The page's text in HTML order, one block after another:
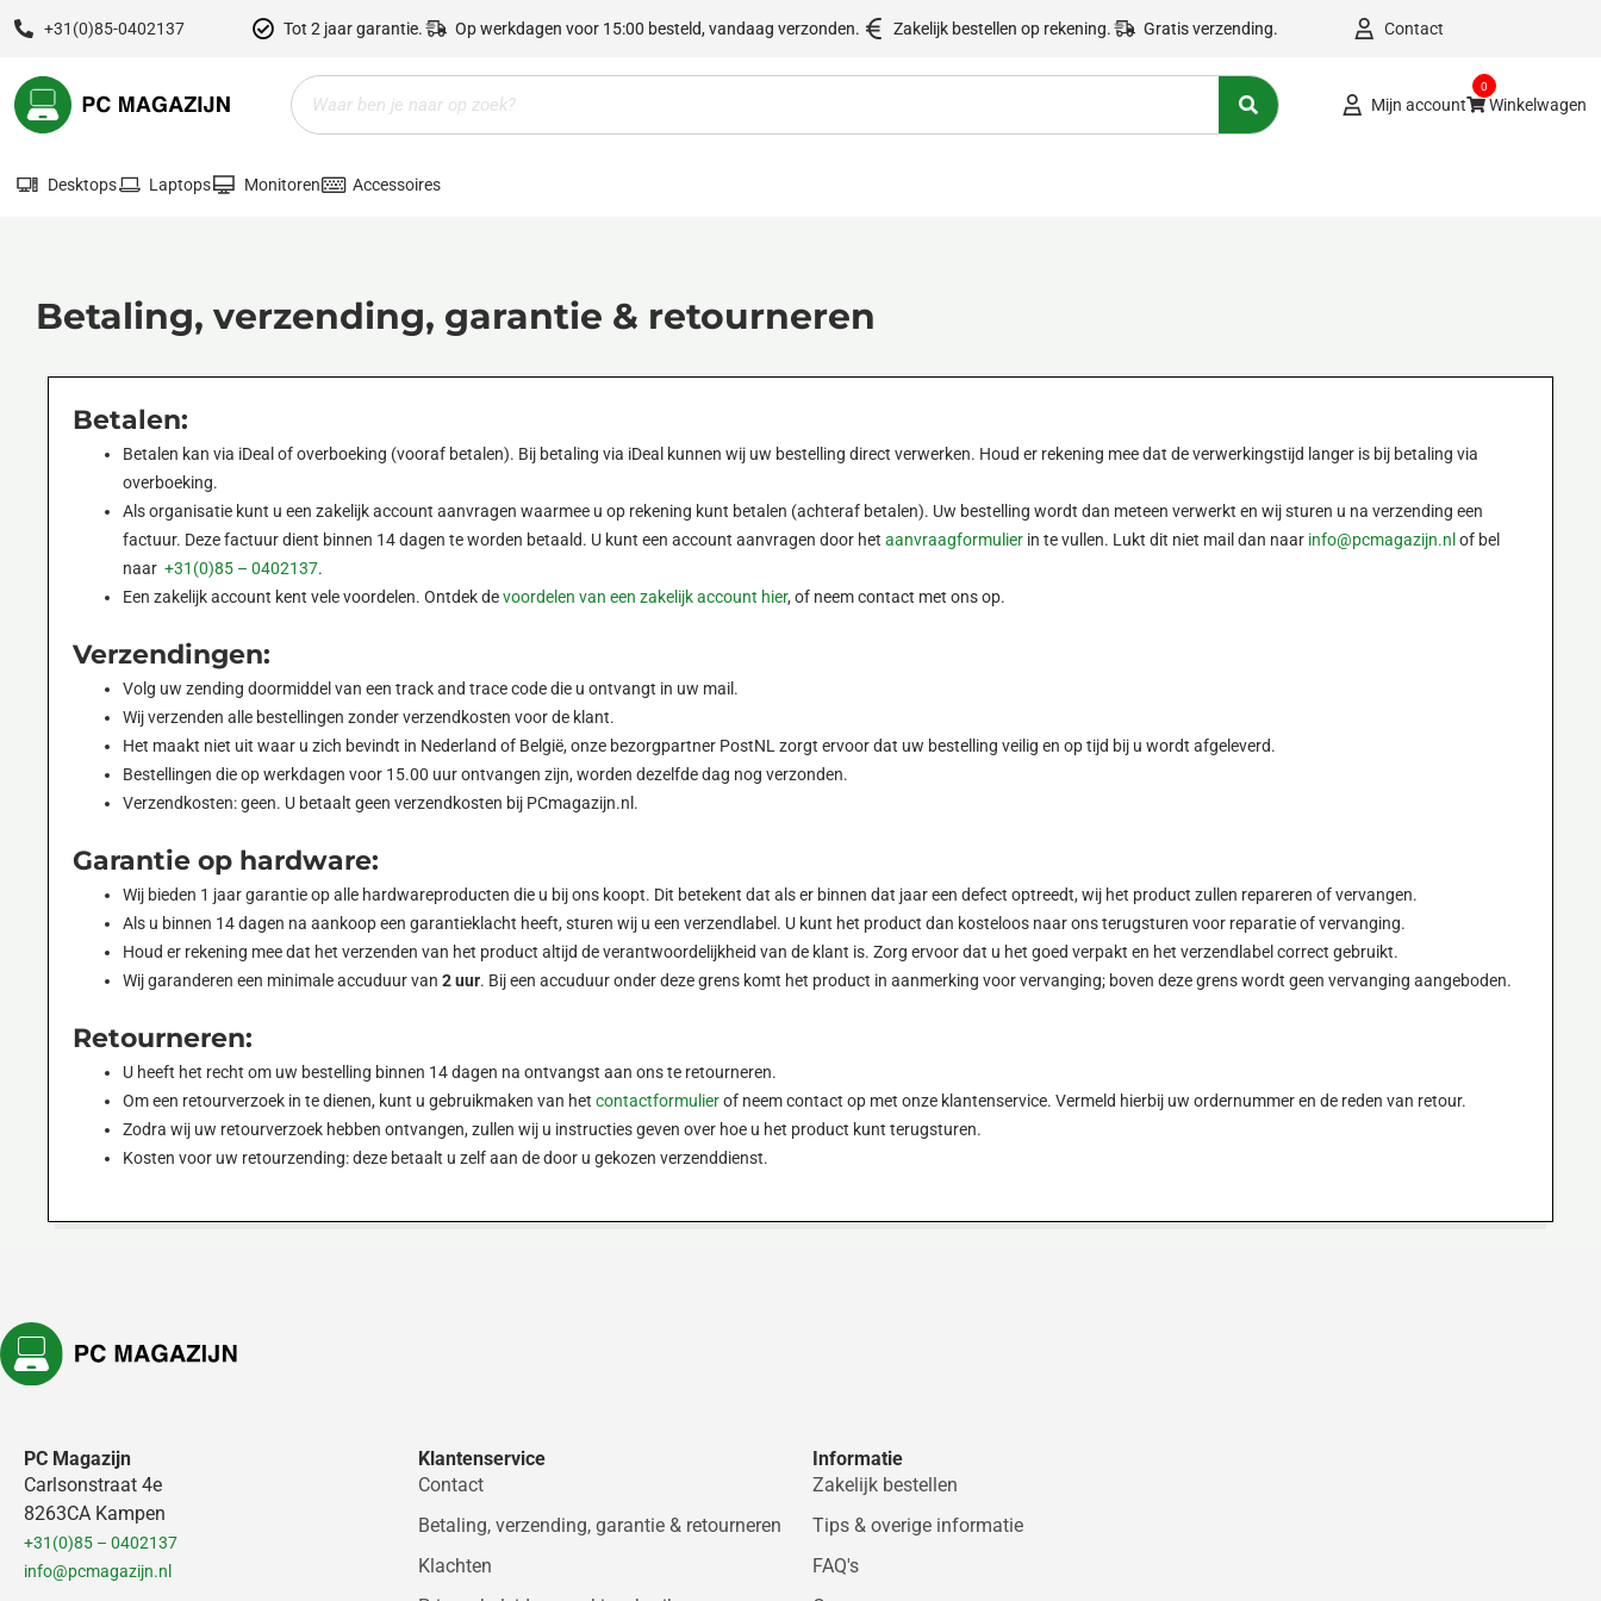
naar
inhoud
+31(0)85-0402137 Tot 2 jaar garantie. Op werkdagen voor 15:00 besteld, vandaag verzonden. Zakelijk bestellen op rekening. Gratis verzending. Contact
Zoeken
Mijn account
0
Winkelwagen
Desktops Laptops Monitoren Accessoires
Betaling, verzending, garantie & retourneren
Betalen:
Betalen kan via iDeal of overboeking (vooraf betalen). Bij betaling via iDeal kunnen wij uw bestelling direct verwerken. Houd er rekening mee dat de verwerkingstijd langer is bij betaling via
overboeking.
Als organisatie kunt u een zakelijk account aanvragen waarmee u op rekening kunt betalen (achteraf betalen). Uw bestelling wordt dan meteen verwerkt en wij sturen u na verzending een
factuur. Deze factuur dient binnen 14 dagen te worden betaald. U kunt een account aanvragen door het aanvraagformulier in te vullen. Lukt dit niet mail dan naar info@pcmagazijn.nl of bel
naar +31(0)85 – 0402137.
Een zakelijk account kent vele voordelen. Ontdek devoordelen van een zakelijk account hier, of neem contact met ons op.
Verzendingen:
Volg uw zending doormiddel van een track and trace code die u ontvangt in uw mail.
Wij verzenden alle bestellingen zonder verzendkosten voor de klant.
Het maakt niet uit waar u zich bevindt in Nederland of België, onze bezorgpartner PostNL zorgt ervoor dat uw bestelling veilig en op tijd bij u wordt afgeleverd.
Bestellingen die op werkdagen voor 15.00 uur ontvangen zijn, worden dezelfde dag nog verzonden.
Verzendkosten: geen. U betaalt geen verzendkosten bij PCmagazijn.nl.
Garantie op hardware:
Wij bieden 1 jaar garantie op alle hardwareproducten die u bij ons koopt. Dit betekent dat als er binnen dat jaar een defect optreedt, wij het product zullen repareren of vervangen.
Als u binnen 14 dagen na aankoop een garantieklacht heeft, sturen wij u een verzendlabel. U kunt het product dan kosteloos naar ons terugsturen voor reparatie of vervanging.
Houd er rekening mee dat het verzenden van het product altijd de verantwoordelijkheid van de klant is. Zorg ervoor dat u het goed verpakt en het verzendlabel correct gebruikt.
Wij garanderen een minimale accuduur van 2 uur. Bij een accuduur onder deze grens komt het product in aanmerking voor vervanging; boven deze grens wordt geen vervanging aangeboden.
Retourneren:
U heeft het recht om uw bestelling binnen 14 dagen na ontvangst aan ons te retourneren.
Om een retourverzoek in te dienen, kunt u gebruikmaken van het contactformulierof neem contact op met onze klantenservice. Vermeld hierbij uw ordernummer en de reden van retour.
Zodra wij uw retourverzoek hebben ontvangen, zullen wij u instructies geven over hoe u het product kunt terugsturen.
Kosten voor uw retourzending: deze betaalt u zelf aan de door u gekozen verzenddienst.
PC Magazijn
Carlsonstraat 4e
8263CA Kampen
+31(0)85 – 0402137
info@pcmagazijn.nl
Klantenservice
Contact
Betaling, verzending, garantie & retourneren
Klachten
Informatie
Zakelijk bestellen
Tips & overige informatie
FAQ's